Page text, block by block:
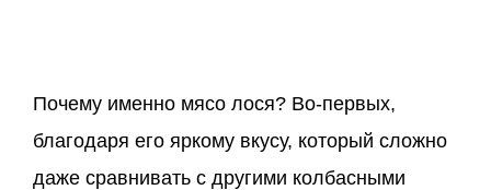
Почему именно мясо лося? Во-первых,
благодаря его яркому вкусу, который сложно
даже сравнивать с другими колбасными